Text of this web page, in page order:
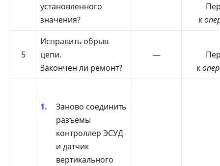
установленного
значения?
к
5
Исправить обрыв
цепи.
Закончен ли ремонт?
—
к
Заново соединить
разъемы
контроллер ЭСУД
и датчик
вертикального